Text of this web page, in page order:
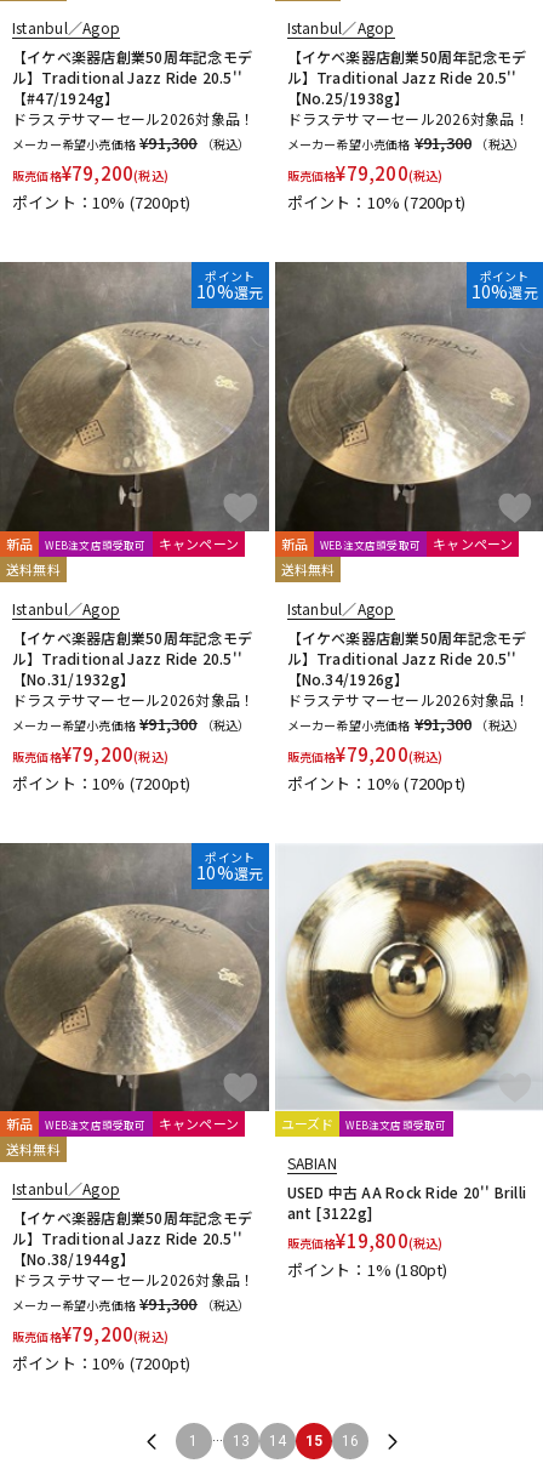
Istanbul／Agop
【イケベ楽器店創業50周年記念モデ
ル】Traditional Jazz Ride 20.5''
【#47/1924g】
ドラステサマーセール2026対象品！
メーカー希望小売価格 ¥91,300
（税込）
販売価格¥79,200(税込)
ポイント：10% (7200pt)
Istanbul／Agop
【イケベ楽器店創業50周年記念モデ
ル】Traditional Jazz Ride 20.5''
【No.25/1938g】
ドラステサマーセール2026対象品！
メーカー希望小売価格 ¥91,300
（税込）
販売価格¥79,200(税込)
ポイント：10%(7200pt)
ポイント
10%還元
新品 WEB注文店頭受取可
キャンペーン
送料無料
Istanbul／Agop
【イケベ楽器店創業50周年記念モデ
ル】Traditional Jazz Ride 20.5''
【No.31/1932g】
ドラステサマーセール2026対象品！
メーカー希望小売価格 ¥91,300
（税込）
販売価格¥79,200(税込)
ポイント：10% (7200pt)
ポイント
10%還元
新品 WEB注文店頭受取可
キャンペーン
送料無料
Istanbul／Agop
【イケベ楽器店創業50周年記念モデ
ル】Traditional Jazz Ride 20.5''
【No.34/1926g】
ドラステサマーセール2026対象品！
メーカー希望小売価格 ¥91,300
（税込）
販売価格¥79,200(税込)
ポイント：10%(7200pt)
ポイント
10%還元
新品 WEB注文店頭受取可
キャンペーン
送料無料
Istanbul／Agop
【イケベ楽器店創業50周年記念モデ
ル】Traditional Jazz Ride 20.5''
【No.38/1944g】
ドラステサマーセール2026対象品！
メーカー希望小売価格 ¥91,300
（税込）
販売価格¥79,200(税込)
ポイント：10% (7200pt)
ユーズド WEB注文店頭受取可
SABIAN
USED 中古 AA Rock Ride 20'' Brilli
ant [3122g]
販売価格¥19,800(税込)
ポイント：1%(180pt)
1 ... 13 14 15 16